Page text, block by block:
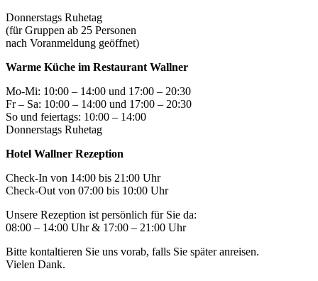
Donnerstags Ruhetag
(für Gruppen ab 25 Personen
nach Voranmeldung geöffnet)
Warme Küche im Restaurant Wallner
Mo-Mi: 10:00 – 14:00 und 17:00 – 20:30
Fr – Sa: 10:00 – 14:00 und 17:00 – 20:30
So und feiertags: 10:00 – 14:00
Donnerstags Ruhetag
Hotel Wallner Rezeption
Check-In von 14:00 bis 21:00 Uhr
Check-Out von 07:00 bis 10:00 Uhr
Unsere Rezeption ist persönlich für Sie da:
08:00 – 14:00 Uhr & 17:00 – 21:00 Uhr
Bitte kontaltieren Sie uns vorab, falls Sie später anreisen.
Vielen Dank.